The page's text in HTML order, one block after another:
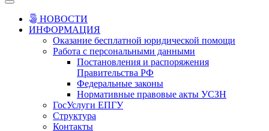
НОВОСТИ
ИНФОРМАЦИЯ
Оказание бесплатной юридической помощи
Работа с персональными данными
Постановления и распоряжения
Правительства РФ
Федеральные законы
Нормативные правовые акты УСЗН
ГосУслуги ЕПГУ
Структура
Контакты